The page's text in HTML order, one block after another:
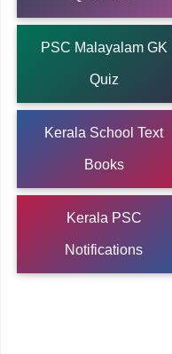
PSC Malayalam GK
Quiz
Kerala School Text
Books
Kerala PSC
Notifications